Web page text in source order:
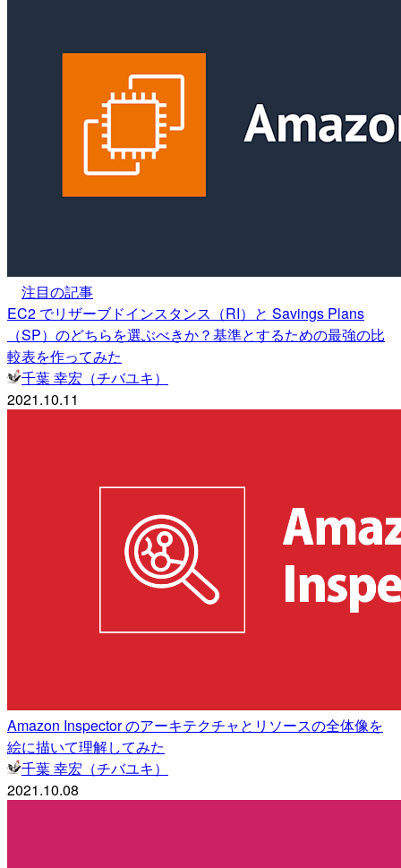
注目の記事
EC2 でリザーブドインスタンス（RI）と Savings Plans
（SP）のどちらを選ぶべきか？基準とするための最強の比
較表を作ってみた
千葉 幸宏（チバユキ）
2021.10.11
Amazon Inspector のアーキテクチャとリソースの全体像を
絵に描いて理解してみた
千葉 幸宏（チバユキ）
2021.10.08